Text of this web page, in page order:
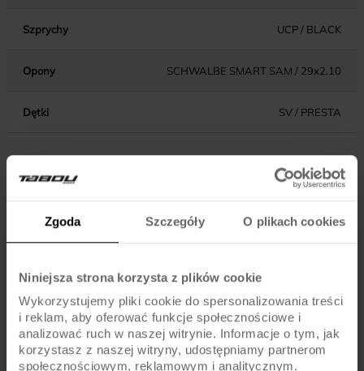
Zgoda Szczegóły O plikach cookies
Niniejsza strona korzysta z plików cookie
Wykorzystujemy pliki cookie do spersonalizowania treści
i reklam, aby oferować funkcje społecznościowe i
analizować ruch w naszej witrynie. Informacje o tym, jak
korzystasz z naszej witryny, udostępniamy partnerom
społecznościowym, reklamowym i analitycznym.
Szprychy UCP / BLACK
Opony SCHWALBE SMART SAM / 29x2.10
Dętki SV / PRESTA
KOMPONENTY
Hamulce
SHIMANO ALTUS MT200 DISC BRAKE / ROTORS
Dźwignie hamulca SHIMANO ALTUS MT200
Błotniki
Pedały STANDARD